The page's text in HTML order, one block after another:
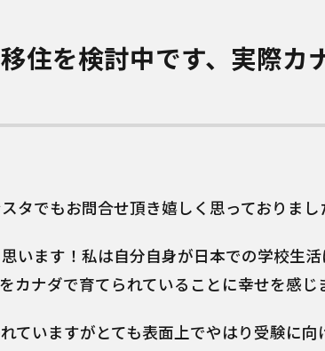
住を検討中です、実際カ
タでもお問合せ頂き嬉しく思っておりまし
います！私は自分自身が日本での学校生活
ナダで育てられていることに幸せを感じ
ていますがとても表面上でやはり受験に向